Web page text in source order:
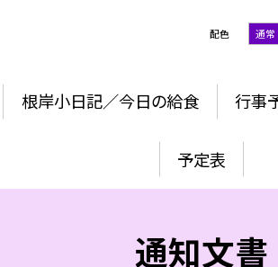
配色 通常
根岸小日記／今日の給食 行事
予定表
通知文書